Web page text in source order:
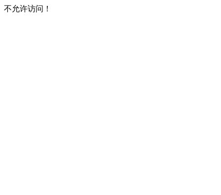
不允许访问！